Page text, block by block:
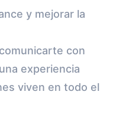
y mejorar la
con
experiencia
viven en todo el